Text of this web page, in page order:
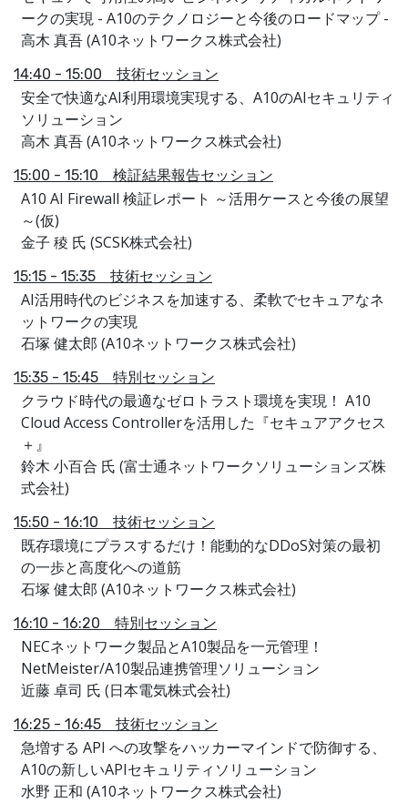
ークの実現 - A10のテクノロジーと今後のロードマップ -
高木 真吾 (A10ネットワークス株式会社)
14:40 - 15:00 技術セッション
安全で快適なAI利用環境実現する、A10のAIセキュリティ
ソリューション
高木 真吾 (A10ネットワークス株式会社)
15:00 - 15:10 検証結果報告セッション
A10 AI Firewall 検証レポート ～活用ケースと今後の展望
～(仮)
金子 稜 氏 (SCSK株式会社)
15:15 - 15:35 技術セッション
AI活用時代のビジネスを加速する、柔軟でセキュアなネ
ットワークの実現
石塚 健太郎 (A10ネットワークス株式会社)
15:35 - 15:45 特別セッション
クラウド時代の最適なゼロトラスト環境を実現！ A10
Cloud Access Controllerを活用した『セキュアアクセス
＋』
鈴木 小百合 氏 (富士通ネットワークソリューションズ株
式会社)
15:50 - 16:10 技術セッション
既存環境にプラスするだけ！能動的なDDoS対策の最初
の一歩と高度化への道筋
石塚 健太郎 (A10ネットワークス株式会社)
16:10 - 16:20 特別セッション
NECネットワーク製品とA10製品を一元管理！
NetMeister/A10製品連携管理ソリューション
近藤 卓司 氏 (日本電気株式会社)
16:25 - 16:45 技術セッション
急増する API への攻撃をハッカーマインドで防御する、
A10の新しいAPIセキュリティソリューション
水野 正和 (A10ネットワークス株式会社)